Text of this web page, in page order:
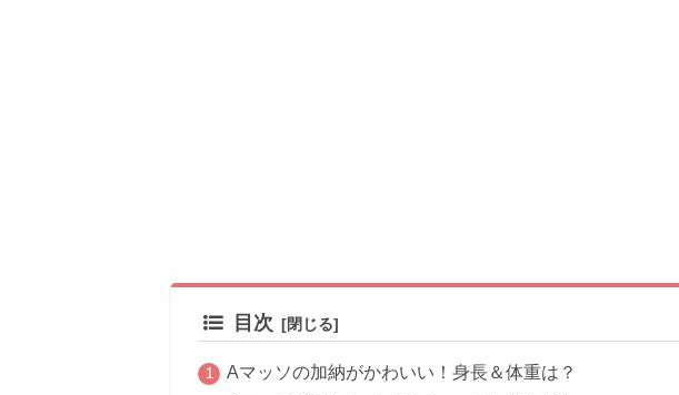
目次
Aマッソの加納がかわいい！身長＆体重は？